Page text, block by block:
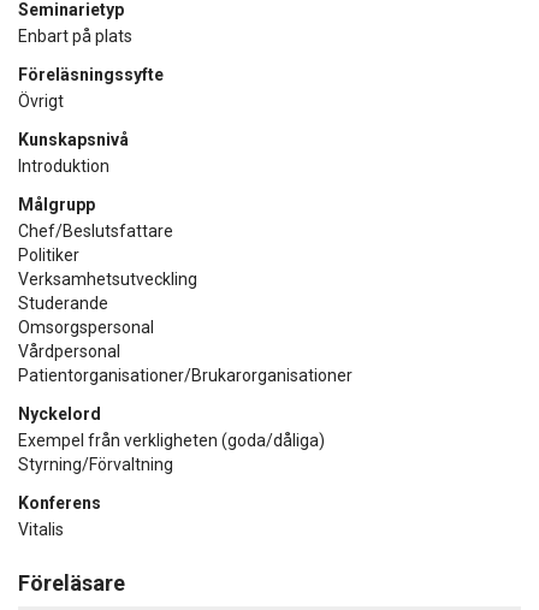
Seminarietyp
Enbart på plats
Föreläsningssyfte
Övrigt
Kunskapsnivå
Introduktion
Målgrupp
Chef/Beslutsfattare
Politiker
Verksamhetsutveckling
Studerande
Omsorgspersonal
Vårdpersonal
Patientorganisationer/Brukarorganisationer
Nyckelord
Exempel från verkligheten (goda/dåliga)
Styrning/Förvaltning
Konferens
Vitalis
Föreläsare